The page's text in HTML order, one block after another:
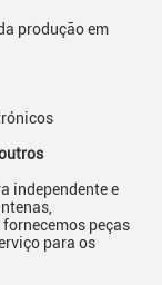
produção em
independente e
peças
para os